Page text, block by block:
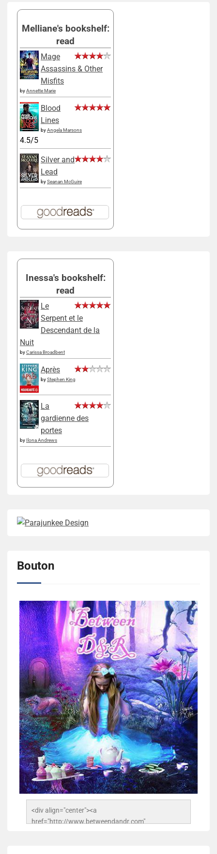
Melliane's bookshelf:
read
Mage
Assassins & Other
Misfits
byAnnette Marie
Blood
Lines
byAngela Marsons
4.5/5
Silver and
Lead
bySeanan McGuire
Inessa's bookshelf:
read
Le
Serpent et le
Descendant de la
Nuit
byCarissa Broadbent
Après
byStephen King
La
gardienne des
portes
by Ilona Andrews
Bouton
<div align="center"><a
href="http://www.betweendandr.com"